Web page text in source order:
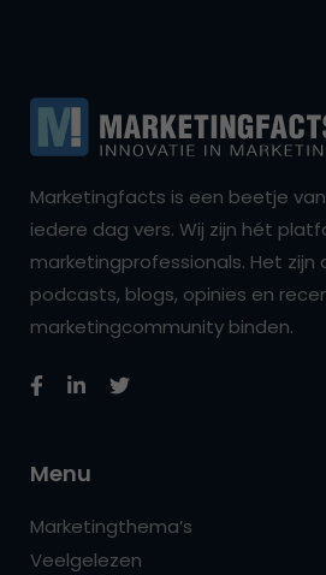
Marketingfacts is een beetje
iedere dag vers. Wij zijn hét
marketingprofessionals. Het zijn
podcasts, blogs, opinies en
marketingcommunity binden.
Menu
Marketingthema’s
Veelgelezen